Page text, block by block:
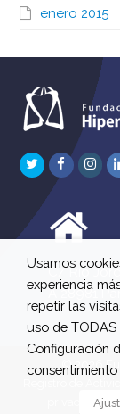
enero 2015
Twitter
C/ Río
A 28981
© 2026
privacidad|
Usamos
experiencia
repetir las
uso de
Configuración